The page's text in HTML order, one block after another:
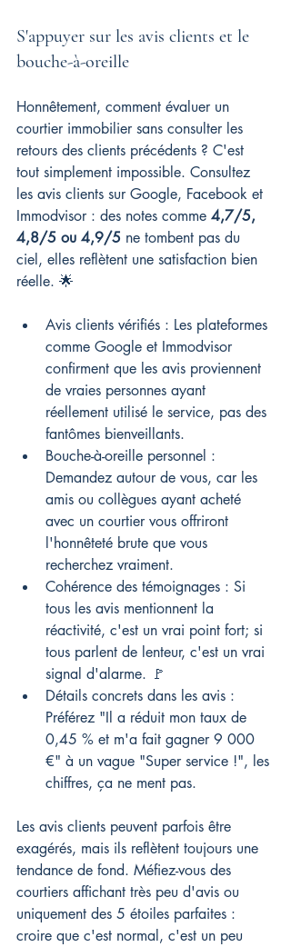
S'appuyer sur les avis clients et le
bouche-à-oreille
Honnêtement, comment évaluer un
courtier immobilier sans consulter les
retours des clients précédents ? C'est
tout simplement impossible. Consultez
les avis clients sur Google, Facebook et
Immodvisor : des notes comme 4,7/5,
4,8/5 ou 4,9/5 ne tombent pas du
ciel, elles reflètent une satisfaction bien
réelle. 🌟
Avis clients vérifiés : Les plateformes
comme Google et Immodvisor
confirment que les avis proviennent
de vraies personnes ayant
réellement utilisé le service, pas des
fantômes bienveillants.
Bouche-à-oreille personnel :
Demandez autour de vous, car les
amis ou collègues ayant acheté
avec un courtier vous offriront
l'honnêteté brute que vous
recherchez vraiment.
Cohérence des témoignages : Si
tous les avis mentionnent la
réactivité, c'est un vrai point fort; si
tous parlent de lenteur, c'est un vrai
signal d'alarme. 🚩
Détails concrets dans les avis :
Préférez "Il a réduit mon taux de
0,45 % et m'a fait gagner 9 000
€" à un vague "Super service !", les
chiffres, ça ne ment pas.
Les avis clients peuvent parfois être
exagérés, mais ils reflètent toujours une
tendance de fond. Méfiez-vous des
courtiers affichant très peu d'avis ou
uniquement des 5 étoiles parfaites :
croire que c'est normal, c'est un peu